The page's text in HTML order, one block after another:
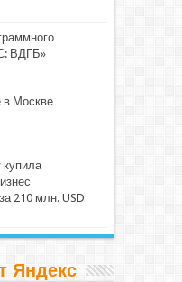
ВДГБ»
в Москве
купила
210 млн. USD
Яндекс